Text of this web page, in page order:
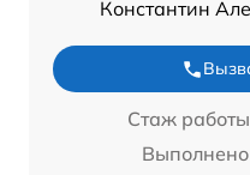
Константин
Стаж